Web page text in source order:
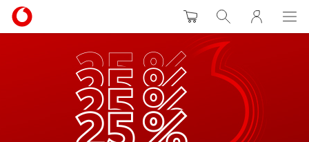
WarenkorbSuche MeinVodafone